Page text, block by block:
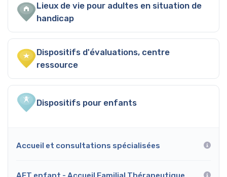
Lieux de vie pour adultes en situation de
handicap
Dispositifs d'évaluations, centre
ressource
Dispositifs pour enfants
Accueil et consultations spécialisées